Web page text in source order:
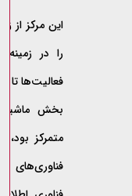
این مرکز از
را در
بخش
متمرکز
فناوری‌های